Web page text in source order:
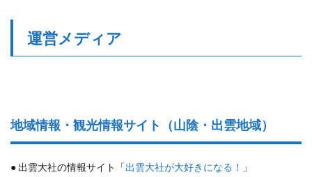
運営メディア
地域情報・観光情報サイト（山陰・出雲地域）
● 出雲大社の情報サイト「出雲大社が大好きになる！
」